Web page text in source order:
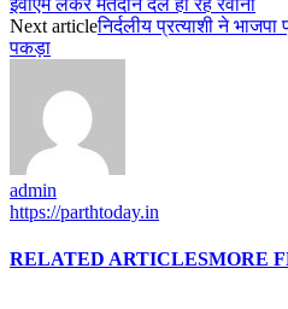
Next articleनिर्दलीय प्रत्याशी ने
पकड़ा
admin
https://parthtoday.in
RELATED ARTICLESMORE